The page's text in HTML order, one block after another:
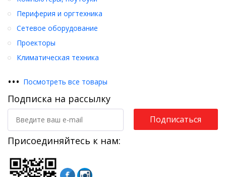
Периферия и оргтехника
Сетевое оборудование
Проекторы
Климатическая техника
••• Посмотреть все товары
Подписка на рассылку
Подписаться
Присоединяйтесь к нам: